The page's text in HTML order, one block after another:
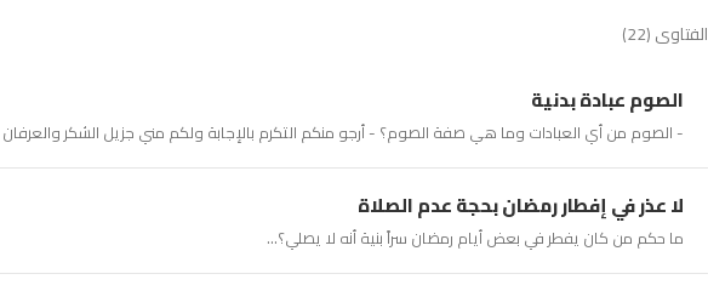
الفتاوى (22)
الصوم عبادة بدنية
- الصوم من أي العبادات وما هي صفة الصوم؟ - أرجو منكم التكرم بالإجابة ولكم مني جزيل الشكر والعرفان
لا عذر في إفطار رمضان بحجة عدم الصلاة
ما حكم من كان يفطر في بعض أيام رمضان سراً بنية أنه لا يصلي؟...